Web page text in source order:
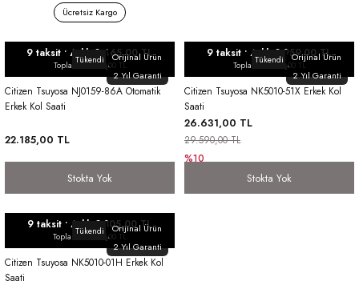
Ücretsiz Kargo
Tükendi
Orijinal Ürün
2 Yıl Garanti
9 taksit • Aylık 2.465,00 TL
Toplam: 22.185,00 TL
Citizen Tsuyosa NJ0159-86A Otomatik
Erkek Kol Saati
22.185,00 TL
Stokta Yok
Tükendi
Orijinal Ürün
2 Yıl Garanti
9 taksit • Aylık 2.959,00 TL
Toplam: 26.631,00 TL
Citizen Tsuyosa NK5010-51X Erkek Kol
Saati
26.631,00 TL
29.590,00 TL
%10
Stokta Yok
Tükendi
Orijinal Ürün
2 Yıl Garanti
9 taksit • Aylık 2.805,00 TL
Toplam: 25.245,00 TL
Citizen Tsuyosa NK5010-01H Erkek Kol
Saati